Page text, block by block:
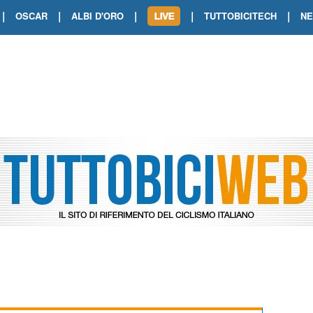
| OSCAR | ALBI D'ORO |
TOUR DE FRANCE. ORCIERES-
TOUR DE FRANCE. A VOIRON
| TUTTOBICITECH |